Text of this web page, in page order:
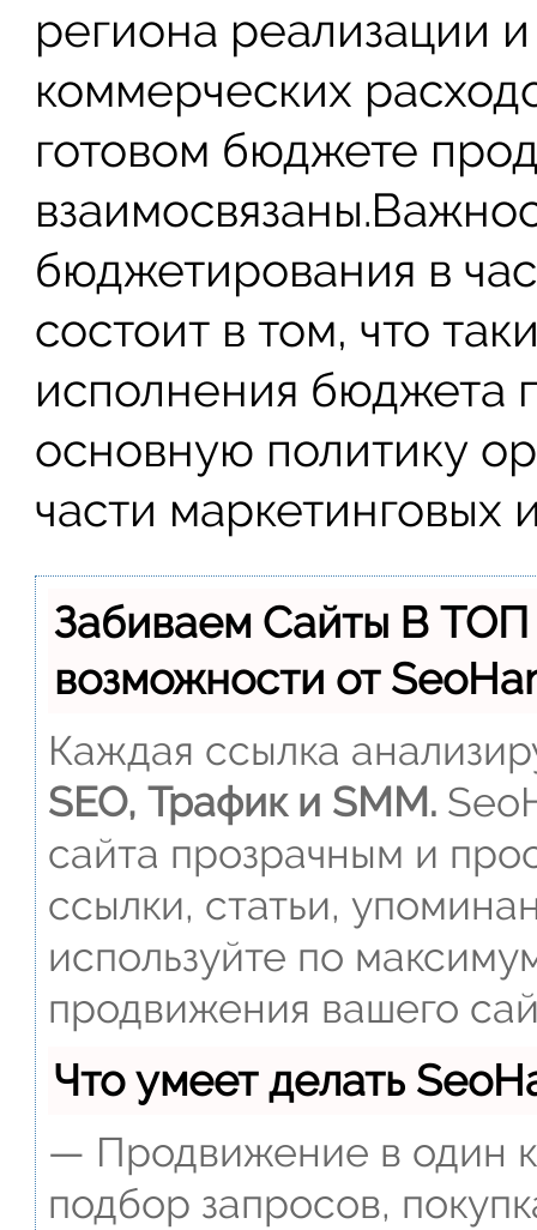
региона реализации
коммерческих
готовом бюджете
бюджетирования в
состоит в том, что
исполнения бюджета
основную политику
части маркетинговых
Забиваем Сайты В
возможности от
Каждая ссылка
SEO, Трафик и SMM.
сайта прозрачным и
ссылки, статьи,
используйте по
продвижения вашего
Что умеет делать
— Продвижение в один
подбор запросов,